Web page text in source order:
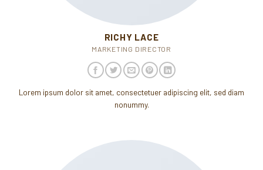
RICHY LACE
MARKETING DIRECTOR
Lorem ipsum dolor sit amet, consectetuer adipiscing elit, sed diam
nonummy.